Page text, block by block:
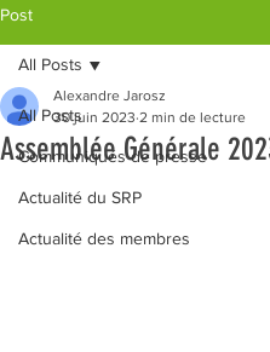
Post
All Posts
Communiqués de presse
Actualité du SRP
Actualité des membres
All Posts
Assemblée Générale
Alexandre Jarosz
30 juin 2023 2 min de lecture